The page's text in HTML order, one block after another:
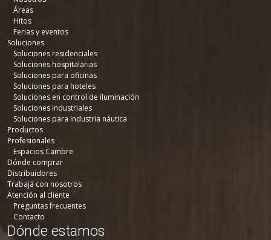
Áreas
Hitos
Ferias y eventos
Soluciones
Soluciones residenciales
Soluciones hospitalarias
Soluciones para oficinas
Soluciones para hoteles
Soluciones en control de iluminación
Soluciones industriales
Soluciones para industria náutica
Productos
Profesionales
Espacios Cambre
Dónde comprar
Distribuidores
Trabajá con nosotros
Atención al cliente
Preguntas frecuentes
Contacto
Dónde estamos